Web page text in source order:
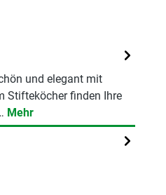
und elegant mit
Stifteköcher finden Ihre
Mehr